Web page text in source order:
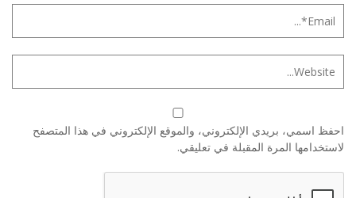
احفظ اسمي، بريدي الإلكتروني، والموقع الإلكتروني في هذا المتصفح
لاستخدامها المرة المقبلة في تعليقي.